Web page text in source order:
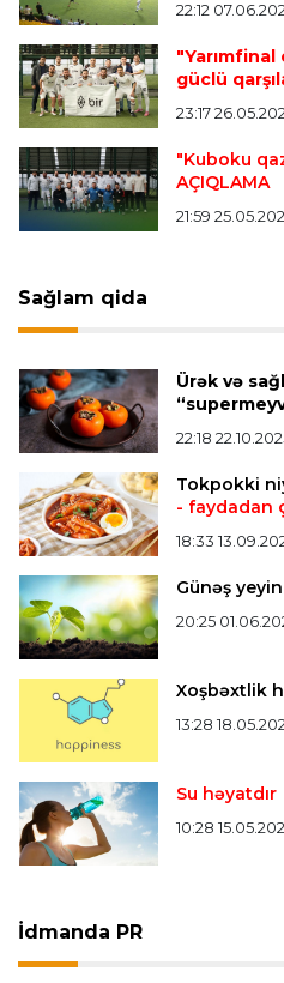
Offside 20:51 08.08.2026
Kamandan oxatma üzrə
finalçılar bəlli oldu
Offside 20:27 08.08.2026
Mingəçevirdə “Kürü
Verstappen öz
iştirak etməyəcəyini
Bütün xəbərlər >>>
22:12
güclü
23:17
"Kuboku
AÇIQLAMA
21:59
Sağlam qida
Ürək və
22:18
Tokpokki
- faydadan
18:33
Günəş yeyin
20:25
Xoşbəxtlik
13:28
Su həyatdır
10:28
İdmanda PR